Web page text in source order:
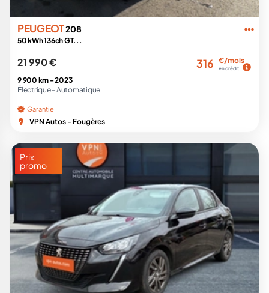
PEUGEOT208
50 kWh 136ch GT...
21 990 € 316 €/mois
en crédit
9 900 km -2023
Électrique - Automatique
Garantie
VPN Autos - Fougères
Prix
promo